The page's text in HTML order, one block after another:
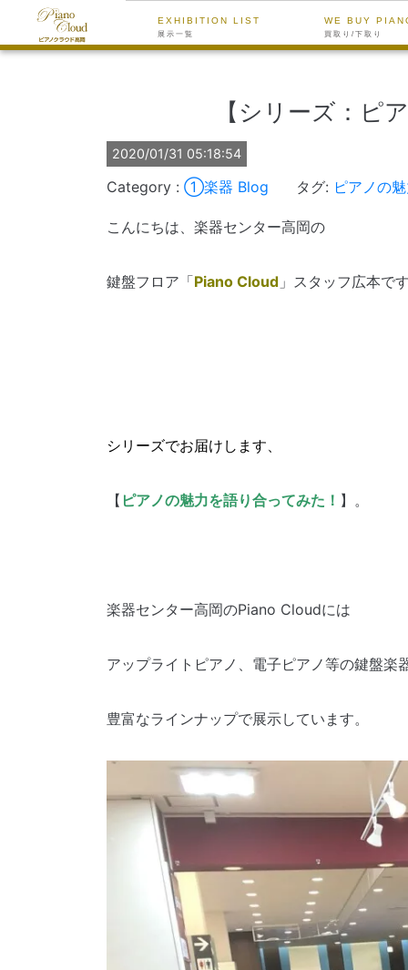
EXHIBITION LIST
展示一覧
WE BUY
買取り/下取り
【シリーズ：ピ
2020/01/31 05:18:54
①楽器 Blog タグ: ピアノの
こんにちは、楽器センター高岡の
鍵盤フロア「Piano Cloud 」スタッフ広本で
シリーズでお届けします、
【 ピアノの魅力を語り合ってみた！ 】。
楽器センター高岡のPiano Cloudには
アップライトピアノ、電子ピアノ等の鍵盤楽
豊富なラインナップで展示しています。